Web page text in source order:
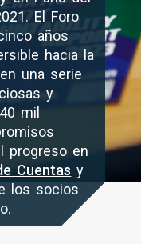
El Foro
años
hacia la
una serie
y
mil
progreso en
Cuentas y
los socios